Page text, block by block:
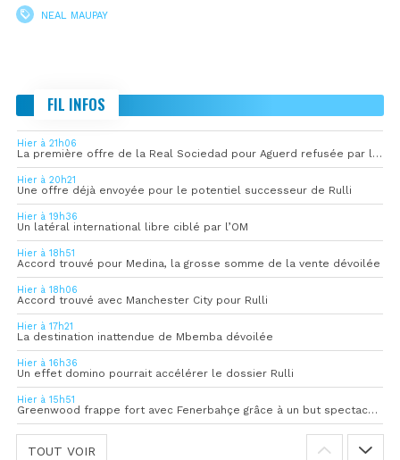
NEAL MAUPAY
FIL INFOS
Hier à 21h06
La première offre de la Real Sociedad pour Aguerd refusée par l’OM
Hier à 20h21
Une offre déjà envoyée pour le potentiel successeur de Rulli
Hier à 19h36
Un latéral international libre ciblé par l’OM
Hier à 18h51
Accord trouvé pour Medina, la grosse somme de la vente dévoilée
Hier à 18h06
Accord trouvé avec Manchester City pour Rulli
Hier à 17h21
La destination inattendue de Mbemba dévoilée
Hier à 16h36
Un effet domino pourrait accélérer le dossier Rulli
Hier à 15h51
Greenwood frappe fort avec Fenerbahçe grâce à un but spectaculaire
TOUT VOIR